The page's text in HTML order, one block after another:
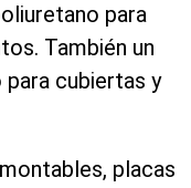
para
También un
cubiertas y
placas